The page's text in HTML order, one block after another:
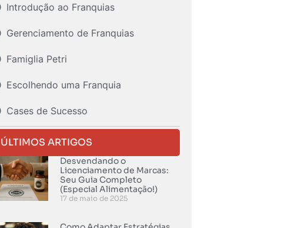
Introdução ao Franquias
Gerenciamento de Franquias
Famiglia Petri
Escolhendo uma Franquia
Cases de Sucesso
ÚLTIMOS ARTIGOS
Desvendando o
Licenciamento de Marcas:
Seu Guia Completo
(Especial Alimentação!)
17 de maio de 2025